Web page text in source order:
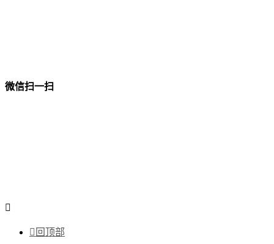
微信扫一扫

 回顶部